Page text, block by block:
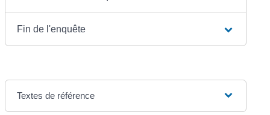
Fin de l'enquête
Textes de référence